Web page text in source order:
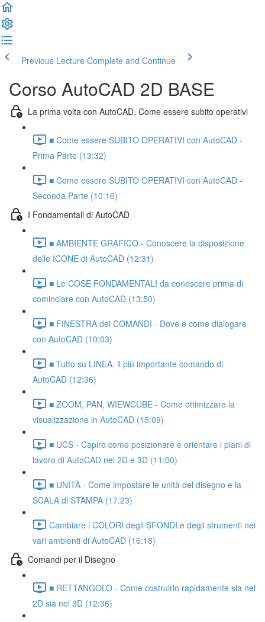
Previous Lecture Complete and Continue
Corso AutoCAD 2D BASE
La prima volta con AutoCAD. Come essere subito operativi
■ Come essere SUBITO OPERATIVI con AutoCAD -
Prima Parte (13:32)
■ Come essere SUBITO OPERATIVI con AutoCAD -
Seconda Parte (10:16)
I Fondamentali di AutoCAD
■ AMBIENTE GRAFICO - Conoscere la disposizione
delle ICONE di AutoCAD (12:31)
■ Le COSE FONDAMENTALI da conoscere prima di
cominciare con AutoCAD (13:50)
■ FINESTRA dei COMANDI - Dove e come dialogare
con AutoCAD (10:03)
■ Tutto su LINEA, il più importante comando di
AutoCAD (12:36)
■ ZOOM, PAN, WIEWCUBE - Come ottimizzare la
visualizzazione in AutoCAD (15:09)
■ UCS - Capire come posizionare e orientare i piani di
lavoro di AutoCAD nel 2D e 3D (11:00)
■ UNITÀ - Come impostare le unità del disegno e la
SCALA di STAMPA (17:23)
Cambiare i COLORI degli SFONDI e degli strumenti nei
vari ambienti di AutoCAD (16:18)
Comandi per il Disegno
■ RETTANGOLO - Come costruirlo rapidamente sia nel
2D sia nel 3D (12:36)